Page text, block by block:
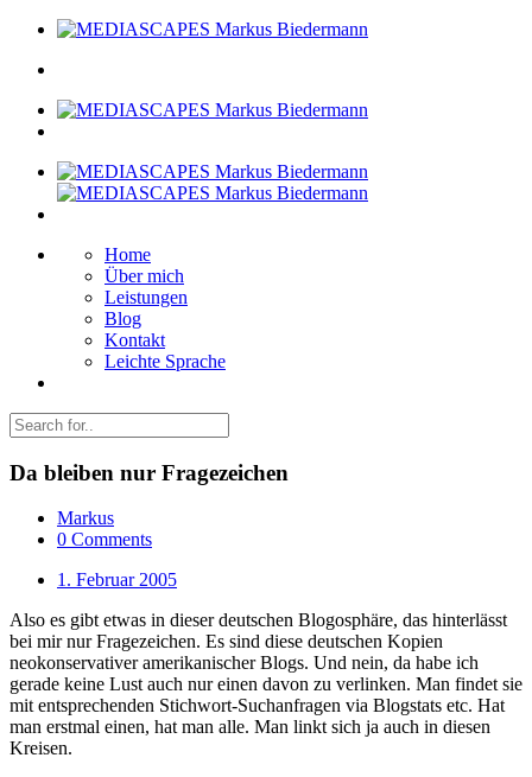
Home
Über mich
Leistungen
Blog
Kontakt
Leichte Sprache
Da bleiben nur Fragezeichen
Markus
0 Comments
1. Februar 2005
Also es gibt etwas in dieser deutschen Blogosphäre, das hinterlässt
bei mir nur Fragezeichen. Es sind diese deutschen Kopien
neokonservativer amerikanischer Blogs. Und nein, da habe ich
gerade keine Lust auch nur einen davon zu verlinken. Man findet sie
mit entsprechenden Stichwort-Suchanfragen via Blogstats etc. Hat
man erstmal einen, hat man alle. Man linkt sich ja auch in diesen
Kreisen.